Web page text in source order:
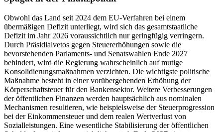
Obwohl das Land seit 2024 dem EU-Verfahren bei einem
übermäßigen Defizit unterliegt, wird sich das gesamtstaatliche
Defizit im Jahr 2026 voraussichtlich nur geringfügig verringern.
Durch Präsidialvetos gegen Steuererhöhungen sowie die
bevorstehenden Parlaments- und Senatswahlen Ende 2027
behindert, wird die Regierung wahrscheinlich auf mutige
Konsolidierungsmaßnahmen verzichten. Die wichtigste politische
Maßnahme besteht in einer vorübergehenden Erhöhung der
Körperschaftsteuer für den Bankensektor. Weitere Verbesserungen
der öffentlichen Finanzen werden hauptsächlich aus nominalen
Mechanismen resultieren, wie beispielsweise der Steuerprogression
bei der Einkommensteuer und dem realen Wertverlust von
Sozialleistungen. Eine wesentliche Stabilisierung der öffentlichen